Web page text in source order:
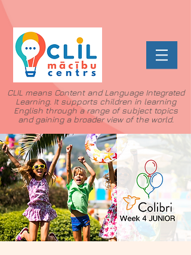
CLIL means Content and Language Integrated
Learning. It supports children in learning
English through a range of subject topics
and gaining a broader view of the world.